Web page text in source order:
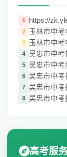
1 https://
2 玉林市中
3 玉林市中
4 吴忠市中考
5 吴忠市中
6 吴忠市中考
7 吴忠市中考
8 吴忠市中
高考服